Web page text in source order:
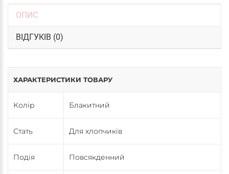
ОПИС
ВІДГУКІВ (0)
ХАРАКТЕРИСТИКИ ТОВАРУ
Колір Блакитний
Стать Для хлопчиків
Подія Повсякденний